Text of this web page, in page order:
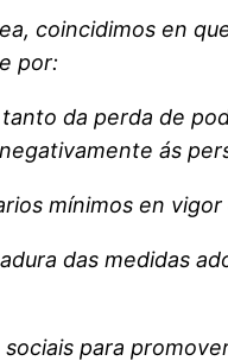
coincidimos en
por:
da perda de
ás
mínimos en vigor
das medidas
para